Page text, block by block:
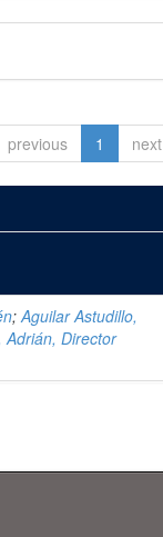
previous 1 next
;Aguilar Astudillo,
Adrián, Director